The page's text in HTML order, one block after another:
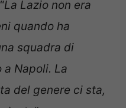
La Lazio non era
quando ha
squadra di
Napoli. La
del genere ci sta,